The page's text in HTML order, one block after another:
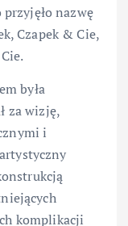
nazwę
Czapek & Cie,
była
za wizję,
i
komplikacji